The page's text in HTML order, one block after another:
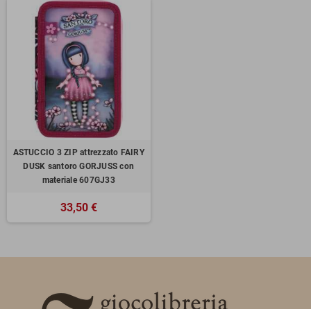
ASTUCCIO 3 ZIP attrezzato FAIRY
DUSK santoro GORJUSS con
materiale 607GJ33
33,50 €